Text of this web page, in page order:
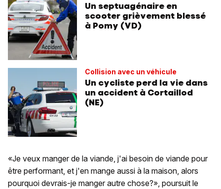
Un septuagénaire en
scooter grièvement blessé
à Pomy (VD)
Collision avec un véhicule
Un cycliste perd la vie dans
un accident à Cortaillod
(NE)
«Je veux manger de la viande, j'ai besoin de viande pour
être performant, et j'en mange aussi à la maison, alors
pourquoi devrais-je manger autre chose?», poursuit le